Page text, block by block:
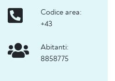
Codice area:
+43
Abitanti:
8858775